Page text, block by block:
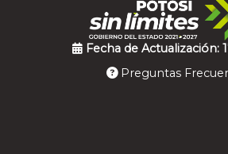
Fecha de Actualización:
Preguntas